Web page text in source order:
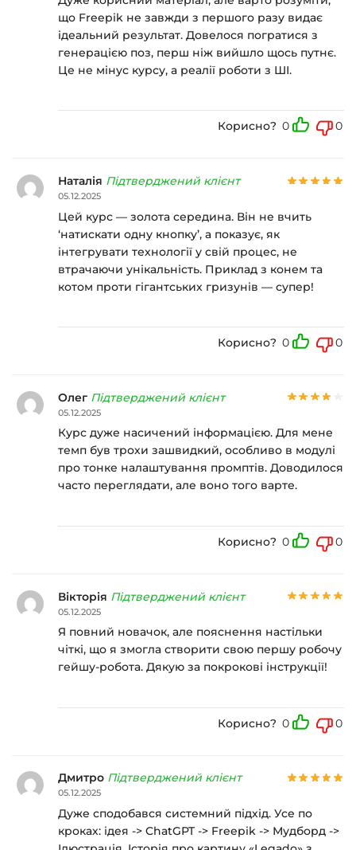
що Freepik не завжди з першого разу видає
ідеальний результат. Довелося погратися з
генерацією поз, перш ніж вийшло щось путнє.
Це не мінус курсу, а реалії роботи з ШІ.
Корисно? 0 0
Наталія Підтверджений клієнт
05.12.2025
Цей курс — золота середина. Він не вчить
‘натискати одну кнопку’, а показує, як
інтегрувати технології у свій процес, не
втрачаючи унікальність. Приклад з конем та
котом проти гігантських гризунів — супер!
Корисно? 0 0
Олег Підтверджений клієнт
05.12.2025
Курс дуже насичений інформацією. Для мене
темп був трохи зашвидкий, особливо в модулі
про тонке налаштування промптів. Доводилося
часто переглядати, але воно того варте.
Корисно? 0 0
Вікторія Підтверджений клієнт
05.12.2025
Я повний новачок, але пояснення настільки
чіткі, що я змогла створити свою першу робочу
гейшу-робота. Дякую за покрокові інструкції!
Корисно? 0 0
Дмитро Підтверджений клієнт
05.12.2025
Дуже сподобався системний підхід. Усе по
кроках: ідея -> ChatGPT -> Freepik -> Мудборд ->